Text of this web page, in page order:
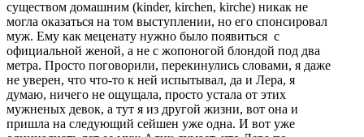
существом домашним (kinder, kirchen, kirche) никак не
могла оказаться на том выступлении, но его спонсировал
муж. Ему как меценату нужно было появиться с
официальной женой, а не с жопоногой блондой под два
метра. Просто поговорили, перекинулись словами, я даже
не уверен, что что-то к ней испытывал, да и Лера, я
думаю, ничего не ощущала, просто устала от этих
мужненых девок, а тут я из другой жизни, вот она и
пришла на следующий сейшен уже одна. И вот уже